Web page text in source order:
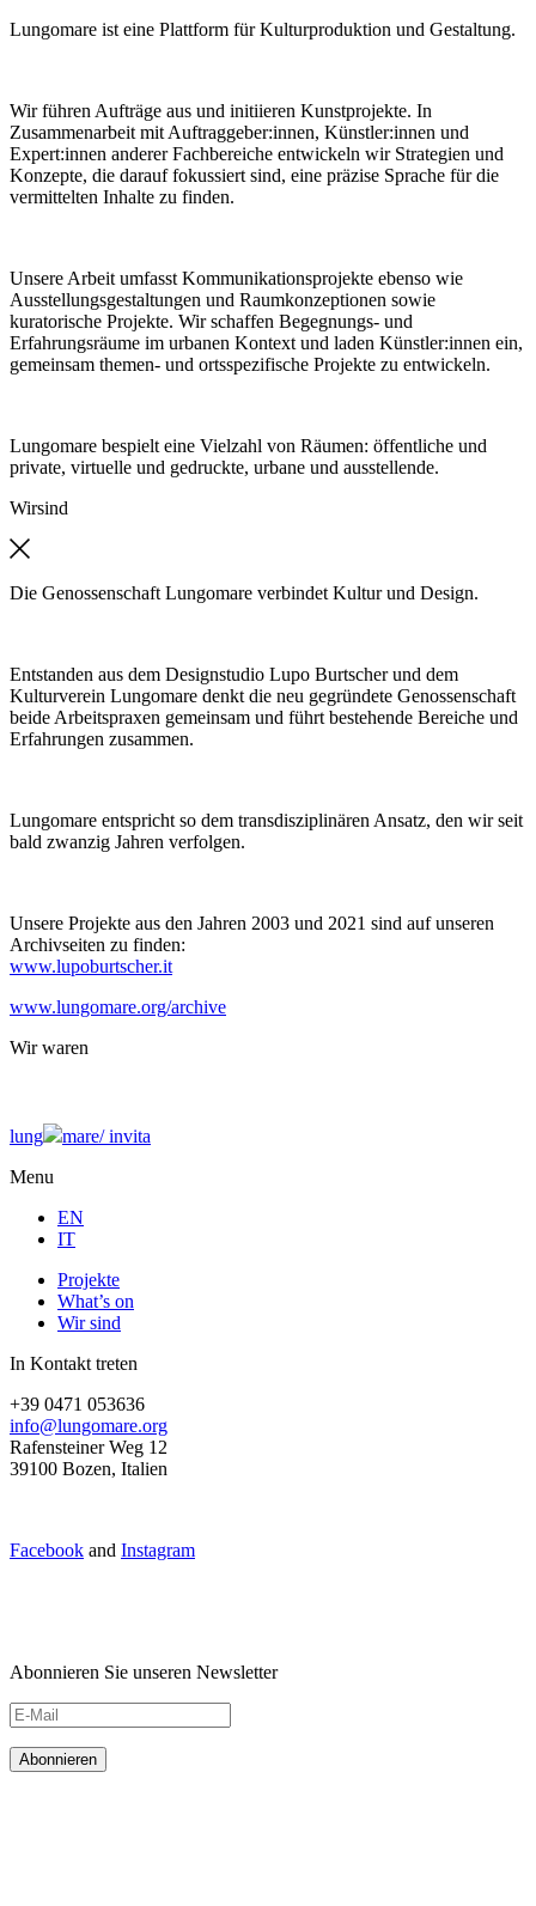
Lungomare ist eine Plattform für Kulturproduktion und Gestaltung.
Wir führen Aufträge aus und initiieren Kunstprojekte. In
Zusammenarbeit mit Auftraggeber:innen, Künstler:innen und
Expert:innen anderer Fachbereiche entwickeln wir Strategien und
Konzepte, die darauf fokussiert sind, eine präzise Sprache für die
vermittelten Inhalte zu finden.
Unsere Arbeit umfasst Kommunikationsprojekte ebenso wie
Ausstellungsgestaltungen und Raumkonzeptionen sowie
kuratorische Projekte. Wir schaffen Begegnungs- und
Erfahrungsräume im urbanen Kontext und laden Künstler:innen ein,
gemeinsam themen- und ortsspezifische Projekte zu entwickeln.
Lungomare bespielt eine Vielzahl von Räumen: öffentliche und
private, virtuelle und gedruckte, urbane und ausstellende.
Wirsind
Die Genossenschaft Lungomare verbindet Kultur und Design.
Entstanden aus dem Designstudio Lupo Burtscher und dem
Kulturverein Lungomare denkt die neu gegründete Genossenschaft
beide Arbeitspraxen gemeinsam und führt bestehende Bereiche und
Erfahrungen zusammen.
Lungomare entspricht so dem transdisziplinären Ansatz, den wir seit
bald zwanzig Jahren verfolgen.
Unsere Projekte aus den Jahren 2003 und 2021 sind auf unseren
Archivseiten zu finden:
www.lupoburtscher.it
www.lungomare.org/archive
Wir waren
lung mare/invita
Menu
EN
IT
Projekte
What’s on
Wir sind
In Kontakt treten
+39 0471 053636
info@lungomare.org
Rafensteiner Weg 12
39100 Bozen, Italien
Facebook and Instagram
Abonnieren Sie unseren Newsletter